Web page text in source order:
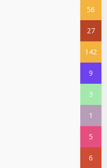
56
27
142
9
3
1
5
6